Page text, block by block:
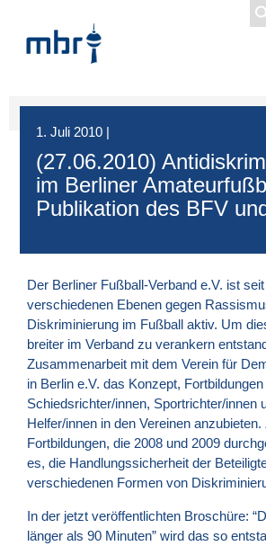
1. Juli 2010 |
(27.06.2010)
im Berliner
Publikation des BFV
Der Berliner Fußball-Verband e.V. ist
verschiedenen Ebenen gegen
Diskriminierung im Fußball aktiv. Um
breiter im Verband zu verankern
Zusammenarbeit mit dem Verein für
in Berlin e.V. das Konzept,
Schiedsrichter/innen, Sportrichter/innen
Helfer/innen in den Vereinen anzubieten.
Fortbildungen, die 2008 und 2009
es, die Handlungssicherheit der
verschiedenen Formen von
In der jetzt veröffentlichten Broschüre:
länger als 90 Minuten” wird das so